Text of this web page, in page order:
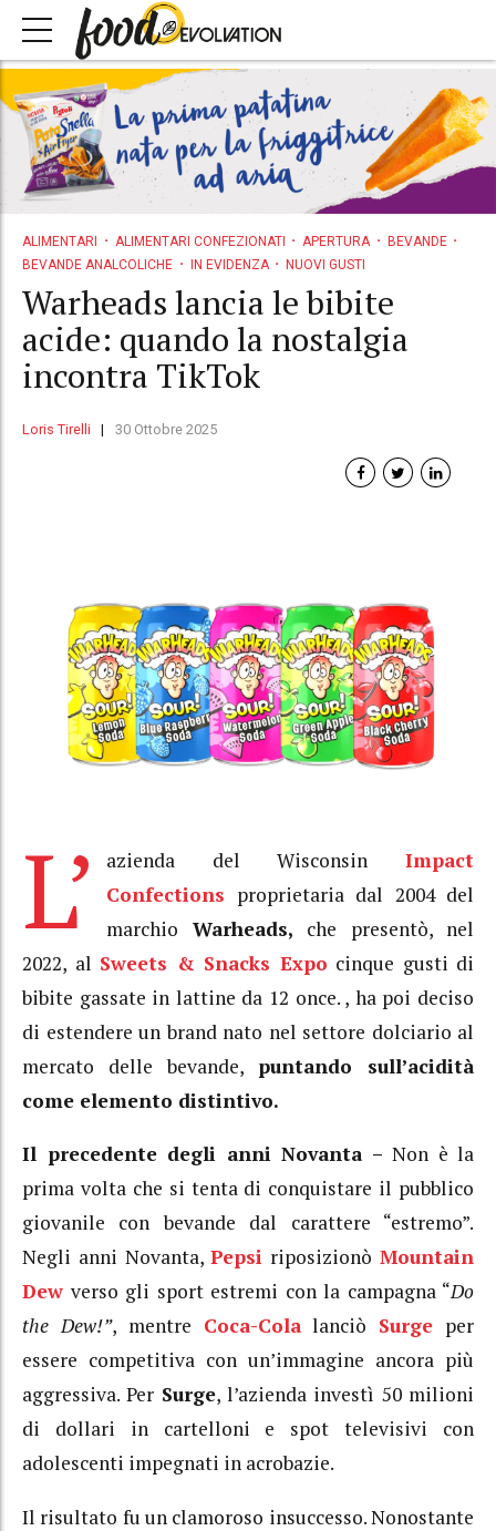
ALIMENTARI ALIMENTARI CONFEZIONATI APERTURA
BEVANDE
BEVANDE ANALCOLICHE
IN EVIDENZA NUOVI GUSTI
Warheads lancia le bibite
acide: quando la nostalgia
incontra TikTok
Loris Tirelli 30 Ottobre 2025
L’ azienda del Wisconsin Impact
Confections proprietaria dal 2004 del
marchio Warheads, che presentò, nel
2022, al Sweets & Snacks Expo cinque gusti di
bibite gassate in lattine da 12 once. , ha poi deciso
di estendere un brand nato nel settore dolciario al
mercato delle bevande, puntando sull’acidità
come elemento distintivo.
Il precedente degli anni Novanta – Non è la
prima volta che si tenta di conquistare il pubblico
giovanile con bevande dal carattere “estremo”.
Negli anni Novanta,Pepsi riposizionòMountain
Dew verso gli sport estremi con la campagna “Do
the Dew!”, mentre Coca-Colalanciò Surge per
essere competitiva con un’immagine ancora più
aggressiva. Per Surge, l’azienda investì 50 milioni
di dollari in cartelloni e spot televisivi con
adolescenti impegnati in acrobazie.
Il risultato fu un clamoroso insuccesso. Nonostante